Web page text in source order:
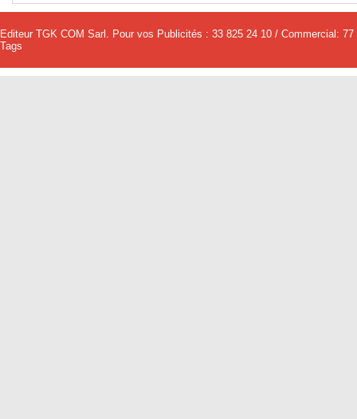
Editeur TGK COM Sarl. Pour vos Publicités : 33 825 24 10 / Commercial:
Tags